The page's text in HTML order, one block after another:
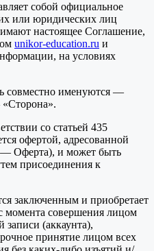
собой официальное
или юридических лиц
настоящее Соглашение,
unikor-education.ru и
на условиях
совместно именуются —
со статьей 435
офертой, адресованной
Оферта), и может быть
присоединения к
заключенным и приобретает
момента совершения лицом
записи (аккаунта),
принятие лицом всех